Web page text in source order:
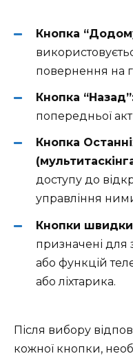
Кнопка
повернення на
Кнопка
попередньої
Кнопка
доступу до
управління
Кнопки
призначені для
або функцій
або ліхтарика.
Після вибору
кожної кнопки,